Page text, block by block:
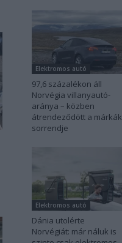
Elektromos autó
97,6 százalékon áll
Norvégia villanyautó-
aránya – közben
átrendeződött a márkák
sorrendje
Elektromos autó
Dánia utolérte
Norvégiát: már náluk is